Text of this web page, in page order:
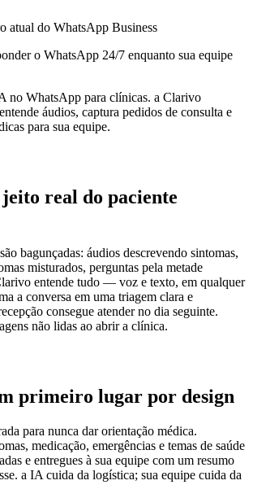
atual do WhatsApp Business
o WhatsApp 24/7 enquanto sua equipe
no WhatsApp para clínicas. a Clarivo
áudios, captura pedidos de consulta e
para sua equipe.
real do paciente
bagunçadas: áudios descrevendo sintomas,
misturados, perguntas pela metade
entende tudo — voz e texto, em qualquer
a conversa em uma triagem clara e
consegue atender no dia seguinte.
não lidas ao abrir a clínica.
primeiro lugar por design
para nunca dar orientação médica.
medicação, emergências e temas de saúde
e entregues à sua equipe com um resumo
a IA cuida da logística; sua equipe cuida da